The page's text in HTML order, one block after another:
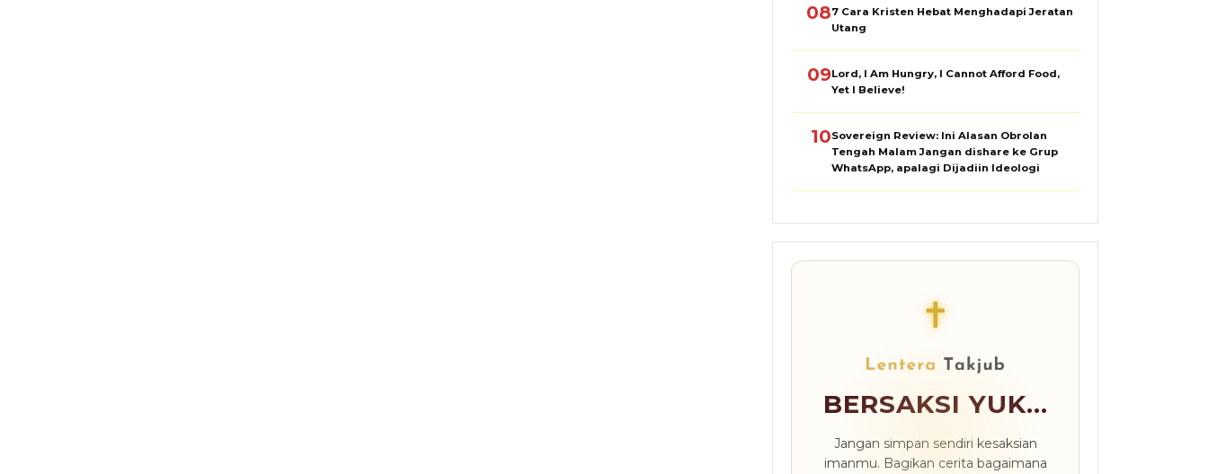
087 Cara Kristen Hebat Menghadapi Jeratan
Utang
09Lord, I Am Hungry, I Cannot Afford Food,
Yet I Believe!
10Sovereign Review: Ini Alasan Obrolan
Tengah Malam Jangan dishare ke Grup
WhatsApp, apalagi Dijadiin Ideologi
✝
BERSAKSI YUK...
Jangan simpan sendiri kesaksian
imanmu. Bagikan cerita bagaimana